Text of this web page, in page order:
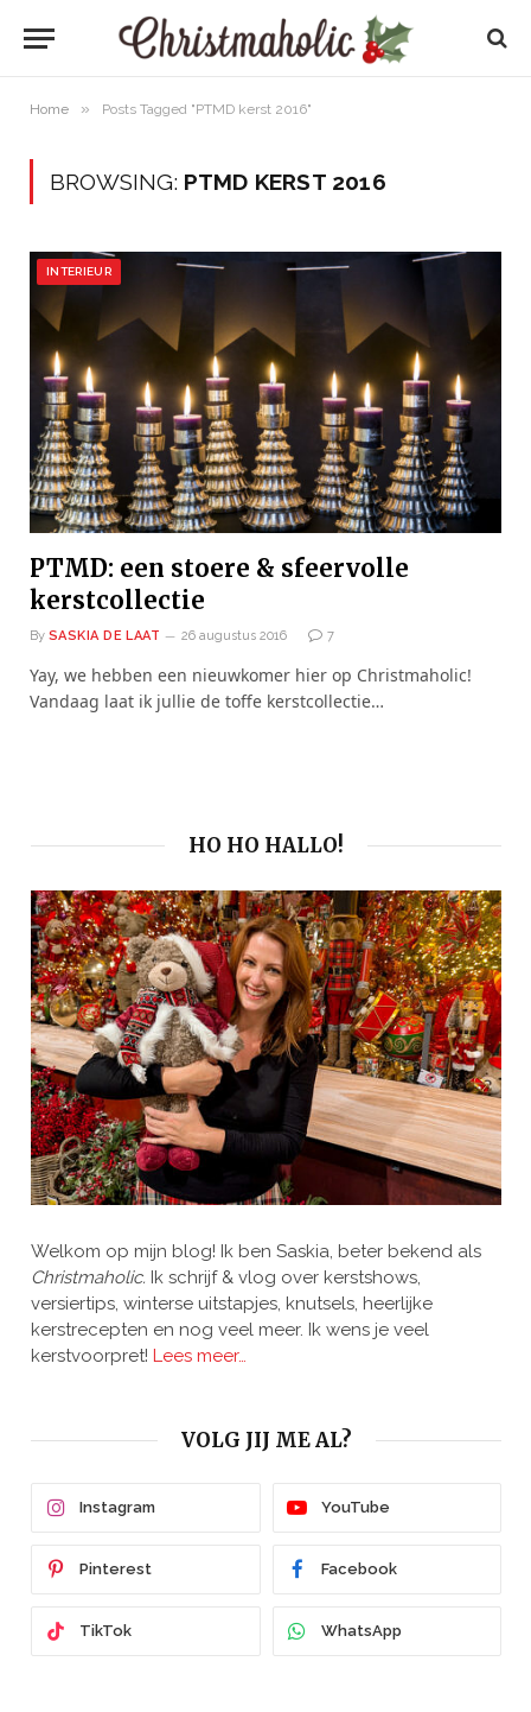
Home » Posts Tagged "PTMD kerst 2016"
BROWSING: PTMD KERST 2016
INTERIEUR
PTMD: een stoere & sfeervolle
kerstcollectie
By SASKIA DE LAAT 26 augustus 2016 7
Yay, we hebben een nieuwkomer hier op Christmaholic!
Vandaag laat ik jullie de toffe kerstcollectie…
HO HO HALLO!
Welkom op mijn blog! Ik ben Saskia, beter bekend als
Christmaholic. Ik schrijf & vlog over kerstshows,
versiertips, winterse uitstapjes, knutsels, heerlijke
kerstrecepten en nog veel meer. Ik wens je veel
kerstvoorpret! Lees meer…
VOLG JIJ ME AL?
Instagram YouTube
Pinterest Facebook
TikTok WhatsApp